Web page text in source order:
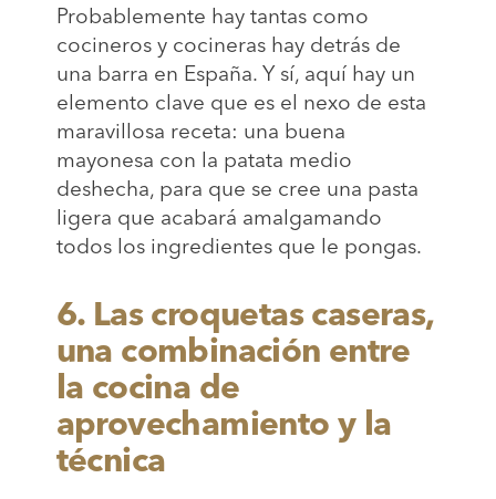
Probablemente hay tantas como
cocineros y cocineras hay detrás de
una barra en España. Y sí, aquí hay un
elemento clave que es el nexo de esta
maravillosa receta: una buena
mayonesa con la patata medio
deshecha, para que se cree una pasta
ligera que acabará amalgamando
todos los ingredientes que le pongas.
6. Las croquetas caseras,
una combinación entre
la cocina de
aprovechamiento y la
técnica